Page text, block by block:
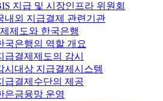
지급 및 시장인프라 위원회
내외 지급결제 관련기관
제도와 한국은행
국은행의 역할 개요
급결제제도의 감시
시대상 지급결제시스템
급결제수단의 제공
은금융망 운영